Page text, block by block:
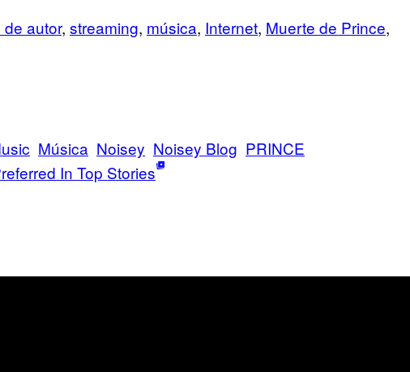
autor, streaming, música, Internet, Muerte de Prince,
Música Noisey Noisey Blog PRINCE
In Top Stories